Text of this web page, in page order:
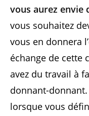
vous aurez envie
vous souhaitez
vous en donnera
échange de cette
avez du travail à
donnant-
lorsque vous